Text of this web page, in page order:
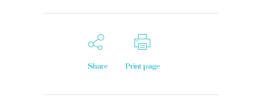
Share Print page